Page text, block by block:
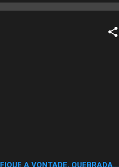
FIQUE A VONTADE, QUEBRADA...